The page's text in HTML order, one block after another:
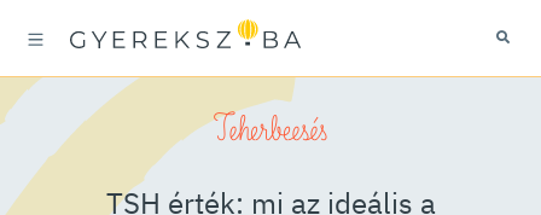
Teherbeesés
TSH érték: mi az ideális a